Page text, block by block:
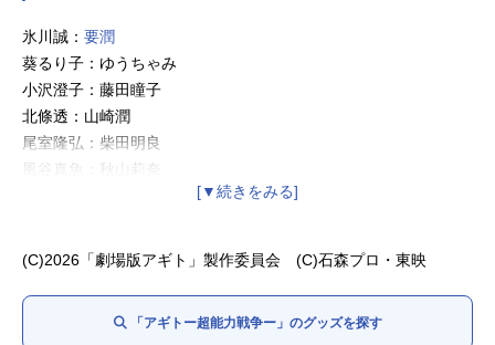
氷川誠： 要潤
葵るり子：ゆうちゃみ
小沢澄子：藤田瞳子
北條透：山崎潤
尾室隆弘：柴田明良
風谷真魚：秋山莉奈
今井悠貴
鬼頭春馬：鈴之助
渋川：青島心
(C)2026「劇場版アギト」製作委員会 (C)石森プロ・東映
「アギトー超能力戦争ー」のグッズを探す